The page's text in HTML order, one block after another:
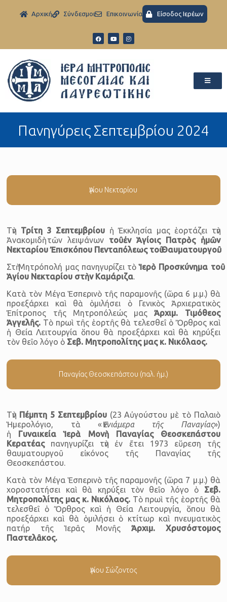
Aρχική Σύνδεσμοι Eπικοινωνία Είσοδος Ιερέων
Πανηγύρεις Σεπτεμβρίου 2024
Ἁγίου Νεκταρίου
Τὴν Τρίτη3 Σεπτεμβρίουἡ Ἐκκλησία μας ἑορτάζει τὴν
Ἀνακομιδὴ τῶν λειψάνων τοῦ ἐν Ἁγίοις Πατρὸς ἡμῶν
Νεκταρίου Ἐπισκόπου Πενταπόλεως τοῦ Θαυματουργοῦ.
Στὴ Μητρόπολή μας πανηγυρίζει τὸἹερὸ Προσκύνημα τοῦ
Ἁγίου Νεκταρίου στὴν Καμάριζα.
Κατὰ τὸν Μέγα Ἑσπερινὸ τῆς παραμονῆς (ὥρα 6 μ.μ.) θὰ
προεξάρχει καὶ θὰ ὁμιλήσει ὁ Γενικὸς Ἀρχιερατικὸς
Ἐπίτροπος τῆς Μητροπόλεώς μας Ἀρχιμ. Τιμόθεος
Ἀγγελῆς. Τὸ πρωὶ τῆς ἑορτῆς θὰ τελεσθεῖ ὁ Ὄρθρος καὶ
ἡ Θεία Λειτουργία ὅπου θὰ προεξάρχει καὶ θὰ κηρύξει
τὸν θεῖο λόγο ὁ Σεβ. Μητροπολίτης μας κ. Νικόλαος.
Παναγίας Θεοσκεπάστου (παλ. ἡμ.)
Τὴν Πέμπτη 5 Σεπτεμβρίου(23 Αὐγούστου μὲ τὸ Παλαιὸ
Ἡμερολόγιο, τὰ «Ἐννιάμερα τῆς Παναγίας»)
ἡ Γυναικεία Ἱερὰ Μονὴ Παναγίας Θεοσκεπάστου
Κερατέαςπανηγυρίζει τὴν ἐν ἔτει 1973 εὕρεση τῆς
θαυματουργοῦ εἰκόνος τῆς Παναγίας τῆς
Θεοσκεπάστου.
Κατὰ τὸν Μέγα Ἑσπερινὸ τῆς παραμονῆς (ὥρα 7 μ.μ.) θὰ
χοροστατήσει καὶ θὰ κηρύξει τὸν θεῖο λόγο ὁ Σεβ.
Μητροπολίτης μας κ. Νικόλαος. Τὸ πρωὶ τῆς ἑορτῆς θὰ
τελεσθεῖ ὁ Ὄρθρος καὶ ἡ Θεία Λειτουργία, ὅπου θὰ
προεξάρχει καὶ θὰ ὁμιλήσει ὁ κτίτωρ καὶ πνευματικὸς
πατήρ τῆς Ἱερᾶς Μονῆς Ἀρχιμ. Χρυσόστομος
Παστελᾶκος.
Ἁγίου Σώζοντος